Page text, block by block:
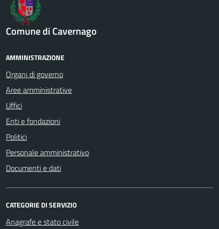
Comune di Cavernago
AMMINISTRAZIONE
Organi di governo
Aree amministrative
Uffici
Enti e fondazioni
Politici
Personale amministrativo
Documenti e dati
CATEGORIE DI SERVIZIO
Anagrafe e stato civile